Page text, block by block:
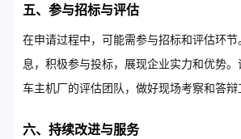
五、参与招标与评估
在申请过程中，可能需参与招标和评估环
息，积极参与投标，展现企业实力和优势
车主机厂的评估团队，做好现场考察和答辩
六、持续改进与服务